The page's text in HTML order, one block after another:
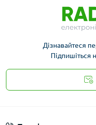
Дізнавайтеся
Підпишіться